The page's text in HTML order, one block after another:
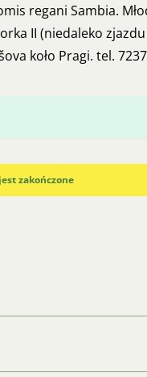
regani Sambia.
II (niedaleko
koło Pragi. tel.
zakończone